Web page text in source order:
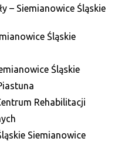
– Siemianowice Śląskie
Śląskie
Śląskie
Rehabilitacji
Siemianowice